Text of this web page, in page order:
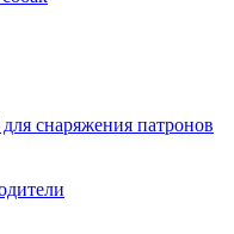
снаряжения патронов